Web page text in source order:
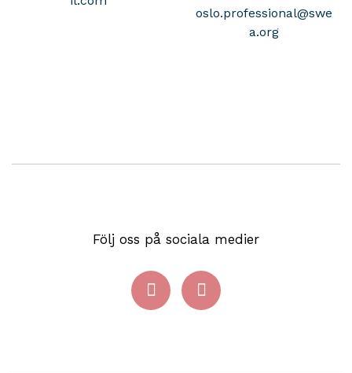
oslo.professional@swe
a.org
Följ oss på sociala medier